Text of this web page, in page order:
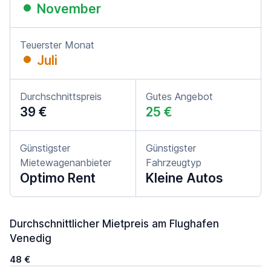
November
Teuerster Monat
Juli
Durchschnittspreis
39 €
Gutes Angebot
25 €
Günstigster
Mietewagenanbieter
Optimo Rent
Günstigster
Fahrzeugtyp
Kleine Autos
Durchschnittlicher Mietpreis am Flughafen
Venedig
48 €